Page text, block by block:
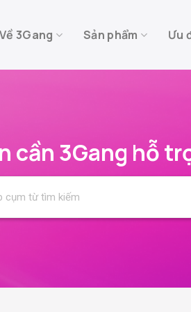
Về 3Gang Sản phẩm Ưu
cần 3Gang hỗ